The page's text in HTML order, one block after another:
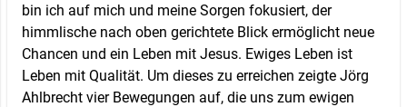
bin ich auf mich und meine Sorgen fokusiert, der
himmlische nach oben gerichtete Blick ermöglicht neue
Chancen und ein Leben mit Jesus. Ewiges Leben ist
Leben mit Qualität. Um dieses zu erreichen zeigte Jörg
Ahlbrecht vier Bewegungen auf, die uns zum ewigen